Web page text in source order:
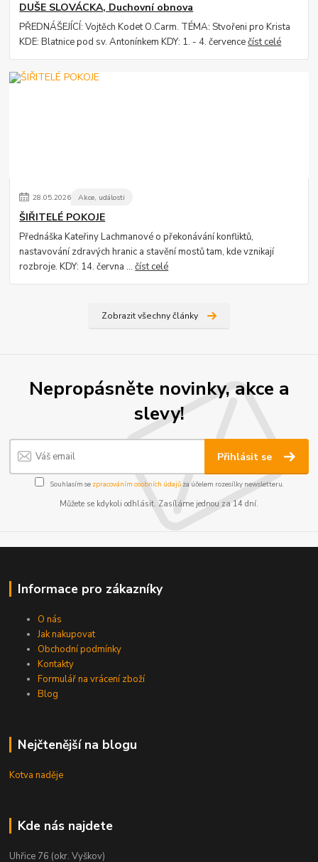
DUŠE SLOVÁCKA, Duchovní obnova
PŘEDNÁŠEJÍCÍ: Vojtěch Kodet O.Carm. TÉMA: Stvořeni pro Krista
KDE: Blatnice pod sv. Antonínkem KDY: 1. - 4. červencečíst celé
28.05.2026 Akce, události
ŠIŘITELÉ POKOJE
Přednáška Kateřiny Lachmanové o překonávání konfliktů,
nastavování zdravých hranic a stavění mostů tam, kde vznikají
rozbroje. KDY: 14. června ...číst celé
Zobrazit všechny články
Nepropásněte novinky, akce a
slevy!
Přihlásit se
Souhlasím se zpracováním osobních údajůza účelem rozesílky newsletteru.
Můžete se kdykoli odhlásit. Zasíláme jednou za 14 dní.
Informace pro zákazníky
O nás
Jak nakupovat
Obchodní podmínky
Kontakty
Formulář na vrácení zboží
Blog
Nejčtenější na blogu
Kotva naděje
Kde nás najdete
Uhřice 76 (okr. Vyškov)